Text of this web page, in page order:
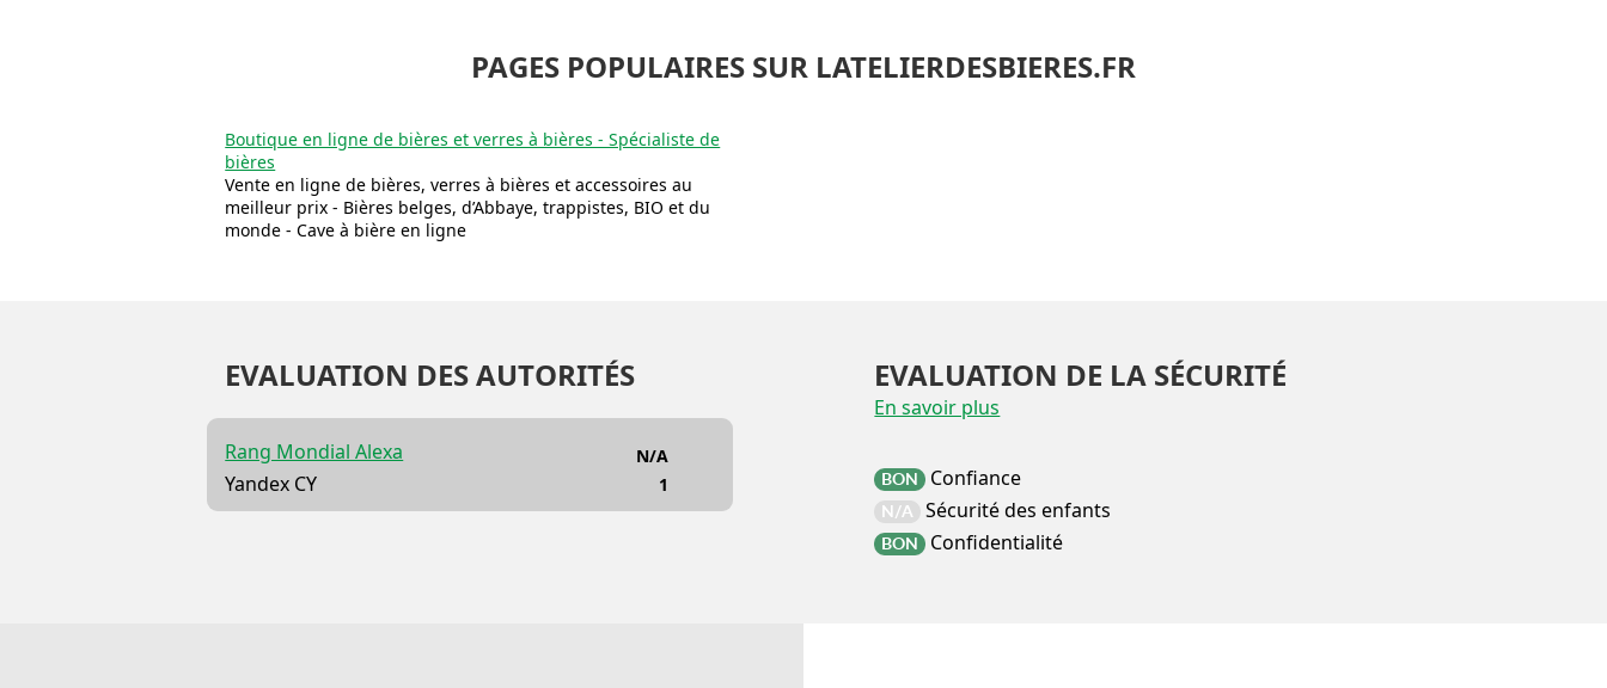
PAGES POPULAIRES SUR LATELIERDESBIERES.FR
Boutique en ligne de bières et verres à bières - Spécialiste de
bières
Vente en ligne de bières, verres à bières et accessoires au
meilleur prix - Bières belges, d’Abbaye, trappistes, BIO et du
monde - Cave à bière en ligne
EVALUATION DES AUTORITÉS
Rang Mondial Alexa
Yandex CY
N/A
1
EVALUATION DE LA SÉCURITÉ
En savoir plus
BON Confiance
N/A Sécurité des enfants
BON Confidentialité